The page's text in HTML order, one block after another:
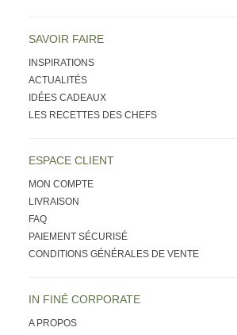
SAVOIR FAIRE
INSPIRATIONS
ACTUALITÉS
IDÉES CADEAUX
LES RECETTES DES CHEFS
ESPACE CLIENT
MON COMPTE
LIVRAISON
FAQ
PAIEMENT SÉCURISÉ
CONDITIONS GÉNÉRALES DE VENTE
IN FINÉ CORPORATE
A PROPOS